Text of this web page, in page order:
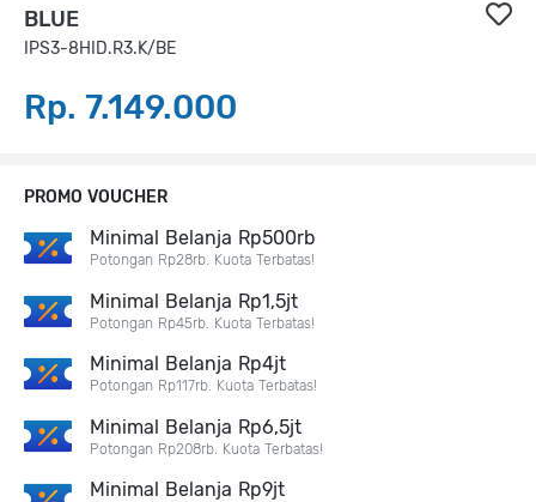
BLUE
IPS3-8HID.R3.K/BE
Rp. 7.149.000
PROMO VOUCHER
Minimal Belanja Rp500rb
Potongan Rp28rb. Kuota Terbatas!
Minimal Belanja Rp1,5jt
Potongan Rp45rb. Kuota Terbatas!
Minimal Belanja Rp4jt
Potongan Rp117rb. Kuota Terbatas!
Minimal Belanja Rp6,5jt
Potongan Rp208rb. Kuota Terbatas!
Minimal Belanja Rp9jt